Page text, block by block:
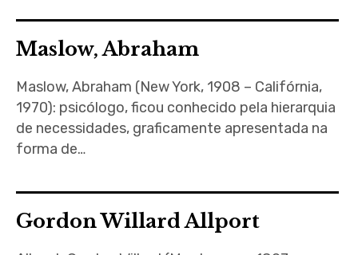
Maslow, Abraham
Maslow, Abraham (New York, 1908 – Califórnia,
1970): psicólogo, ficou conhecido pela hierarquia
de necessidades, graficamente apresentada na
forma de…
Gordon Willard Allport